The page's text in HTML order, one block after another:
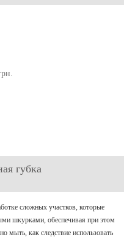
губка
сложных участков, которые
шкурками, обеспечивая при этом
мыть, как следствие использовать